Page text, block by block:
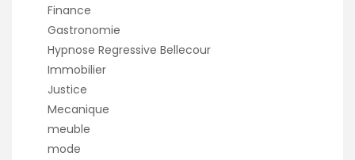
Finance
Gastronomie
Hypnose Regressive Bellecour
Immobilier
Justice
Mecanique
meuble
mode